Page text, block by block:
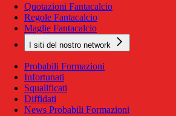
Quotazioni Fantacalcio
Regole Fantacalcio
Maglie Fantacalcio
I siti del nostro network
Probabili Formazioni
Infortunati
Squalificati
Diffidati
News Probabili Formazioni